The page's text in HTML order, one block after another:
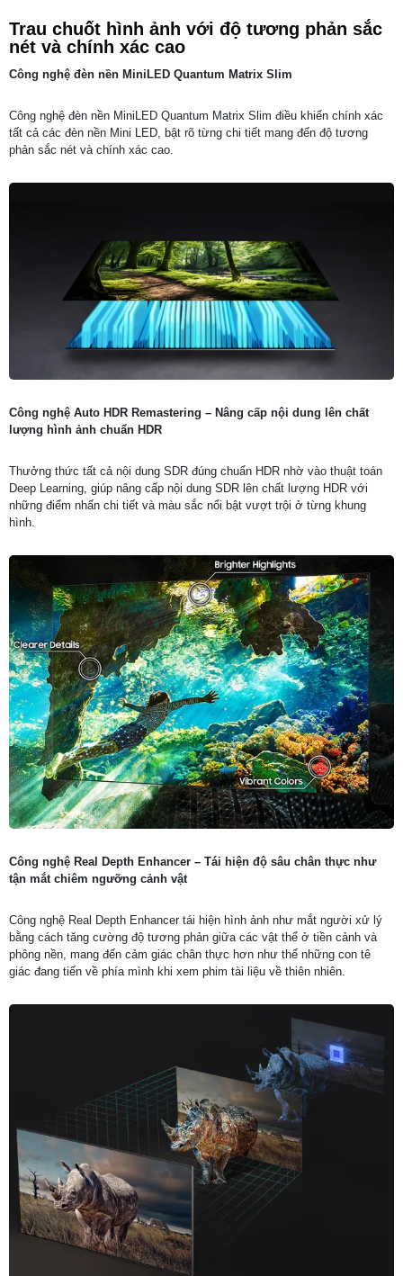
Trau chuốt hình ảnh với độ tương phản sắc
nét và chính xác cao
Công nghệ đèn nền MiniLED Quantum Matrix Slim
Công nghệ đèn nền MiniLED Quantum Matrix Slim điều khiển chính xác
tất cả các đèn nền Mini LED, bật rõ từng chi tiết mang đến độ tương
phản sắc nét và chính xác cao.
Công nghệ Auto HDR Remastering – Nâng cấp nội dung lên chất
lượng hình ảnh chuẩn HDR
Thưởng thức tất cả nội dung SDR đúng chuẩn HDR nhờ vào thuật toán
Deep Learning, giúp nâng cấp nội dung SDR lên chất lượng HDR với
những điểm nhấn chi tiết và màu sắc nổi bật vượt trội ở từng khung
hình.
Công nghệ Real Depth Enhancer – Tái hiện độ sâu chân thực như
tận mắt chiêm ngưỡng cảnh vật
Công nghệ Real Depth Enhancer tái hiện hình ảnh như mắt người xử lý
bằng cách tăng cường độ tương phản giữa các vật thể ở tiền cảnh và
phông nền, mang đến cảm giác chân thực hơn như thể những con tê
giác đang tiến về phía mình khi xem phim tài liệu về thiên nhiên.